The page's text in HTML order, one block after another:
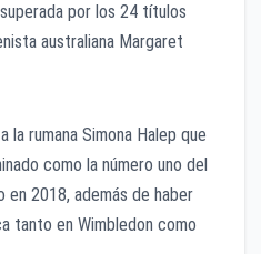
por los 24 títulos
australiana Margaret
la rumana Simona Halep que
como la número uno del
2018, además de haber
tanto en Wimbledon como